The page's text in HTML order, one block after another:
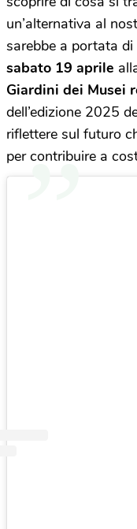
un’alternativa al
sarebbe a portata di
sabato 19 aprile
Giardini dei Musei
dell’edizione 2025
riflettere sul futuro
per contribuire a